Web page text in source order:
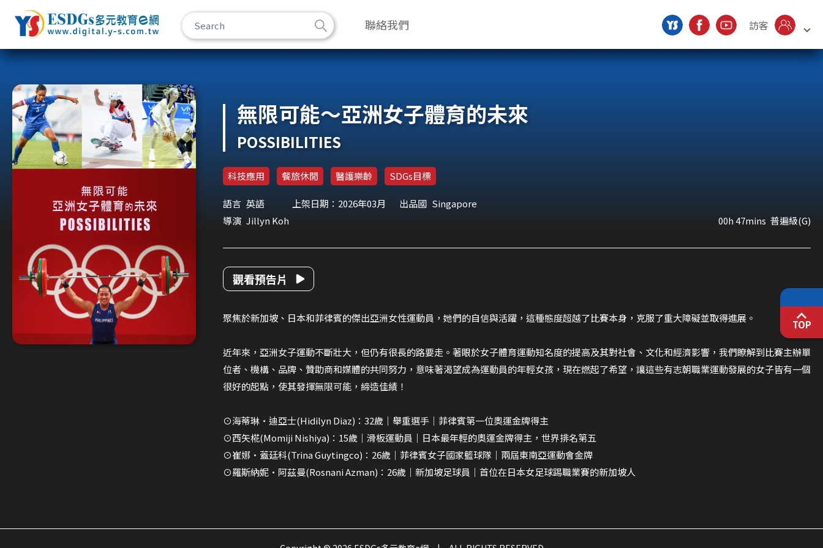
宇勗公播平台
訪客
聯絡我們
無限可能～亞洲女子體育的未來
POSSIBILITIES
科技應用 餐旅休閒 醫護樂齡 SDGs目標
語言 英語 上架日期：2026年03月 出品國 Singapore
導演 Jillyn Koh 00h 47mins 普遍級(G)
觀看預告片
聚焦於新加坡、日本和菲律賓的傑出亞洲女性運動員，她們的自信與活躍，這種態度超越了比賽本身，克服了重大障礙並取得進展。
近年來，亞洲女子運動不斷壯大，但仍有很長的路要走。著眼於女子體育運動知名度的提高及其對社會、文化和經濟影響，我們瞭解到比賽主辦單
位者、機構、品牌、贊助商和媒體的共同努力，意味著渴望成為運動員的年輕女孩，現在燃起了希望，讓這些有志朝職業運動發展的女子皆有一個
很好的起點，使其發揮無限可能，締造佳績！
⊙海蒂琳·迪亞士(Hidilyn Diaz)：32歲｜舉重選手｜菲律賓第一位奧運金牌得主
⊙西矢椛(Momiji Nishiya)：15歲｜滑板運動員｜日本最年輕的奧運金牌得主，世界排名第五
⊙崔娜·蓋廷科(Trina Guytingco)：26歲｜菲律賓女子國家籃球隊｜兩屆東南亞運動會金牌
⊙羅斯納妮·阿茲曼(Rosnani Azman)：26歲｜新加坡足球員｜首位在日本女足球踢職業賽的新加坡人
TOP